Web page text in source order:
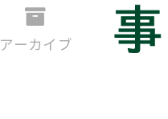
アーカイブ